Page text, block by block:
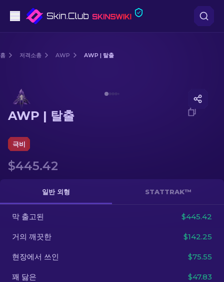
저격소총
장갑
케이스
기타
홈 저격소총 AWP AWP | 탈출
AWP | 탈출
극비
$445.42
일반 외형 STATTRAK™
막 출고된 $445.42
거의 깨끗한 $142.25
현장에서 쓰인 $75.55
꽤 닳은 $47.83